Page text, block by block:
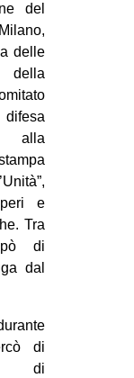
del
delle
della
alla
e
Tra
di
dal
di
di